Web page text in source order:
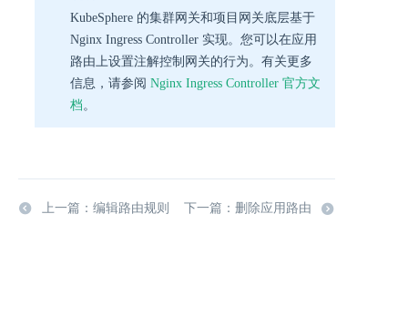
KubeSphere 的集群网关和项目网关底层基于
Nginx Ingress Controller 实现。您可以在应用
路由上设置注解控制网关的行为。有关更多
信息，请参阅 Nginx Ingress Controller 官方文
档。
上一篇：编辑路由规则 下一篇：删除应用路由